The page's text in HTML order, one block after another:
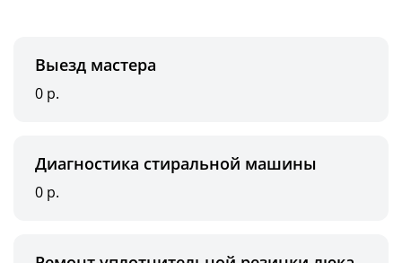
Выезд мастера
0 р.
Диагностика стиральной машины
0 р.